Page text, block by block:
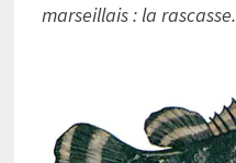
marseillais : la rascasse.